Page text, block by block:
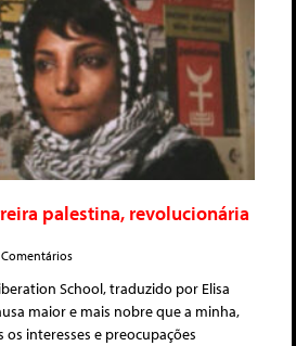
palestina, revolucionária
School, traduzido por Elisa
maior e mais nobre que a minha,
os interesses e preocupações